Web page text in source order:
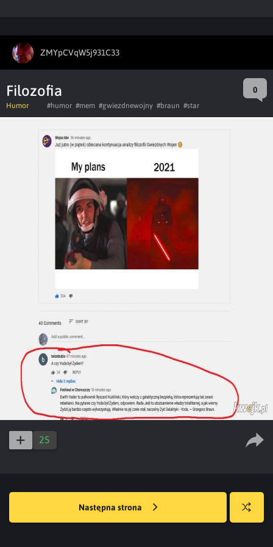
ZMYpCVqW5j931C33
Filozofia 0
Humor #humor #mem #gwiezdnewojny #braun #star
25
Następna strona